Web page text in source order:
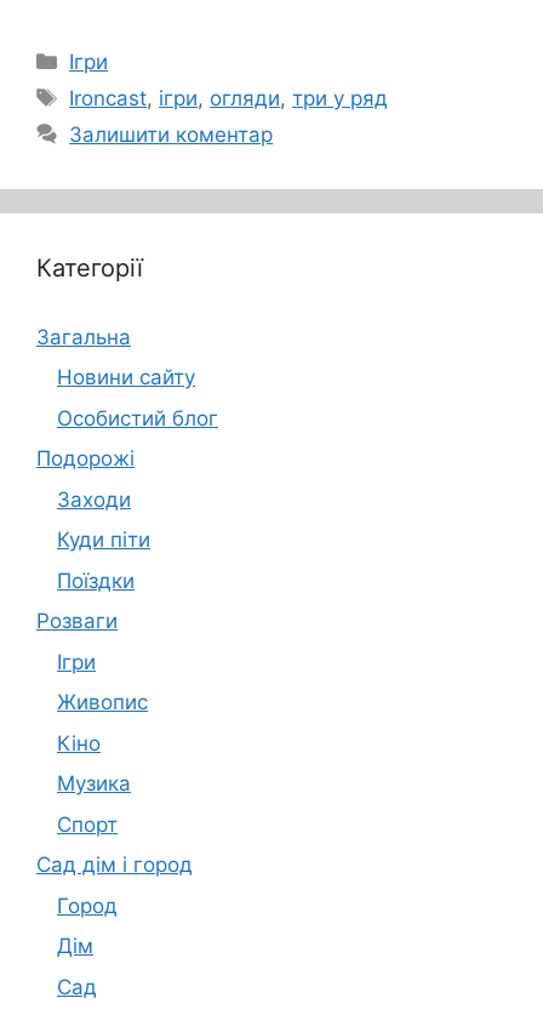
Категорії
Ігри
Позначки
Ironcast, ігри, огляди,три у ряд
Залишити коментар
Категорії
Загальна
Новини сайту
Особистий блог
Подорожі
Заходи
Куди піти
Поїздки
Розваги
Ігри
Живопис
Кіно
Музика
Спорт
Сад дім і город
Город
Дім
Сад